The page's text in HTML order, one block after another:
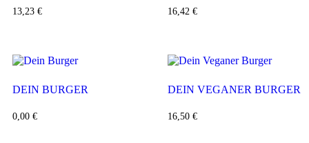
13,23 € 16,42 €
DEIN BURGER
0,00 €
DEIN VEGANER BURGER
16,50 €